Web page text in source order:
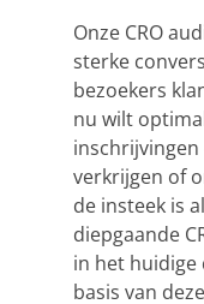
Onze CRO
sterke
bezoekers
nu wilt
verkrijgen of
de insteek is
diepgaande
in het huidige
basis van